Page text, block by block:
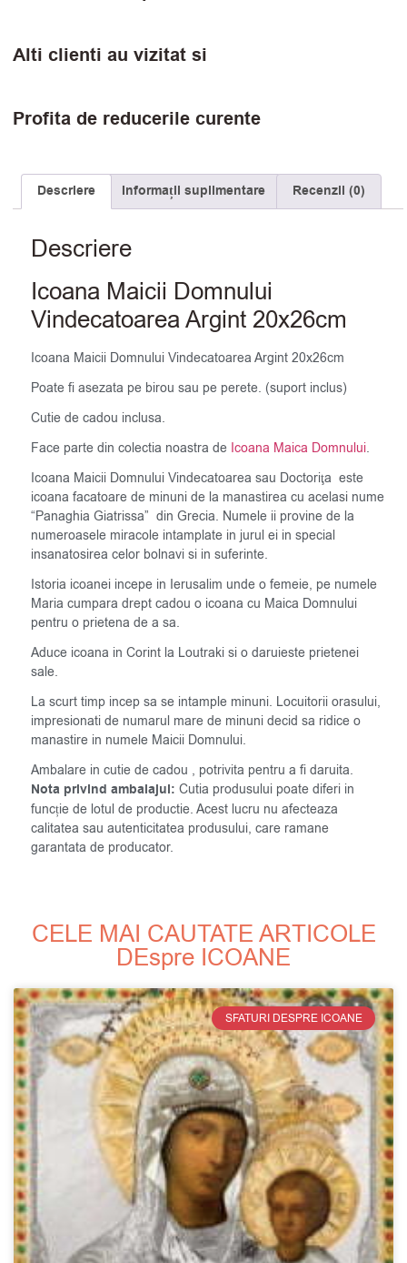
Alti clienti au vizitat si
Profita de reducerile curente
Descriere Informații suplimentare Recenzii (0)
Descriere
Icoana Maicii Domnului
Vindecatoarea Argint 20x26cm
Icoana Maicii Domnului Vindecatoarea Argint 20x26cm
Poate fi asezata pe birou sau pe perete. (suport inclus)
Cutie de cadou inclusa.
Face parte din colectia noastra de Icoana Maica Domnului.
Icoana Maicii Domnului Vindecatoarea sau Doctoriţa este
icoana facatoare de minuni de la manastirea cu acelasi nume
“Panaghia Giatrissa” din Grecia. Numele ii provine de la
numeroasele miracole intamplate in jurul ei in special
insanatosirea celor bolnavi si in suferinte.
Istoria icoanei incepe in Ierusalim unde o femeie, pe numele
Maria cumpara drept cadou o icoana cu Maica Domnului
pentru o prietena de a sa.
Aduce icoana in Corint la Loutraki si o daruieste prietenei
sale.
La scurt timp incep sa se intample minuni. Locuitorii orasului,
impresionati de numarul mare de minuni decid sa ridice o
manastire in numele Maicii Domnului.
Ambalare in cutie de cadou , potrivita pentru a fi daruita.
Nota privind ambalajul: Cutia produsului poate diferi in
funcție de lotul de productie. Acest lucru nu afecteaza
calitatea sau autenticitatea produsului, care ramane
garantata de producator.
CELE MAI CAUTATE ARTICOLE
DEspre ICOANE
SFATURI DESPRE ICOANE